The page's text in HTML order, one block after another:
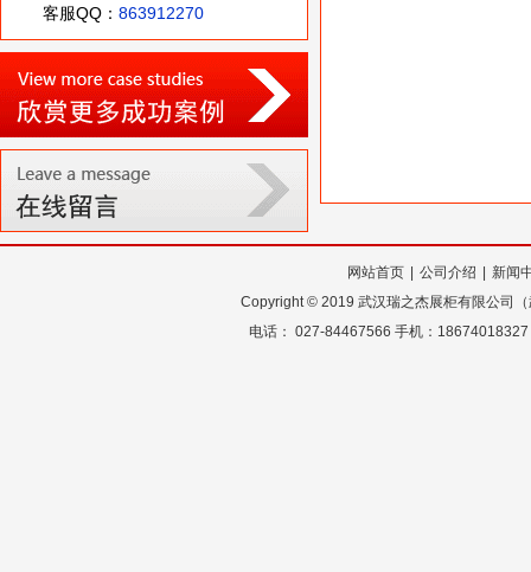
客服QQ： 863912270
网站首页 公司介绍
新闻
Copyright© 2019 武汉瑞之杰展柜有限公司
电话： 027-84467566 手机：